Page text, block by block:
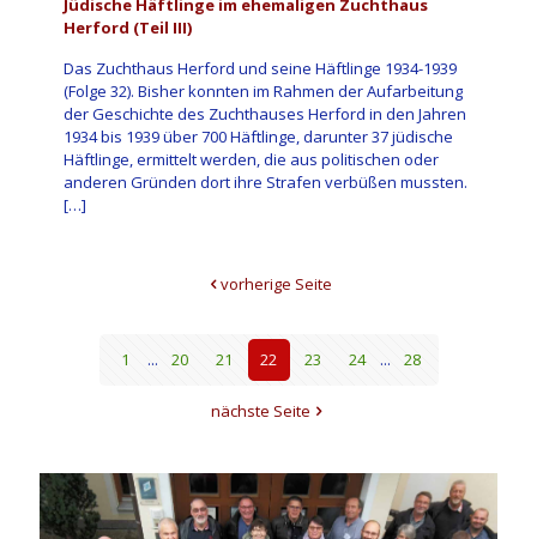
Jüdische Häftlinge im ehemaligen Zuchthaus
Herford (Teil III)
Das Zuchthaus Herford und seine Häftlinge 1934-1939
(Folge 32). Bisher konnten im Rahmen der Aufarbeitung
der Geschichte des Zuchthauses Herford in den Jahren
1934 bis 1939 über 700 Häftlinge, darunter 37 jüdische
Häftlinge, ermittelt werden, die aus politischen oder
anderen Gründen dort ihre Strafen verbüßen mussten.
[…]
vorherige Seite
1 ... 20 21 22 23 24 ... 28
nächste Seite